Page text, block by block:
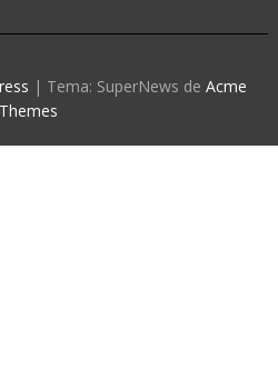
| Tema: SuperNews de Acme
Themes